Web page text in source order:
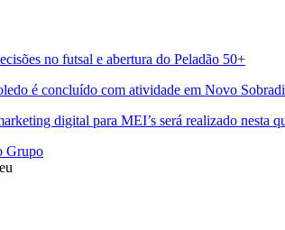
no futsal e abertura do Peladão 50+
é concluído com atividade em Novo
digital para MEI’s será realizado nesta